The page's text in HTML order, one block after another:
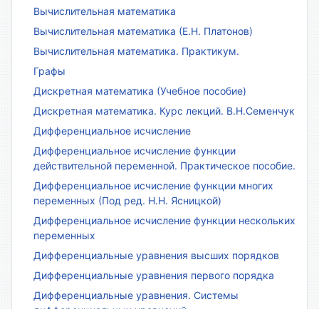
Вычислительная математика
Вычислительная математика (Е.Н. Платонов)
Вычислительная математика. Практикум.
Графы
Дискретная математика (Учебное пособие)
Дискретная математика. Курс лекций. В.Н.Семенчук
Дифференциальное исчисление
Дифференциальное исчисление функции
действительной переменной. Практическое пособие.
Дифференциальное исчисление функции многих
переменных (Под ред. Н.Н. Ясницкой)
Дифференциальное исчисление функции нескольких
переменных
Дифференциальные уравнения высших порядков
Дифференциальные уравнения первого порядка
Дифференциальные уравнения. Системы